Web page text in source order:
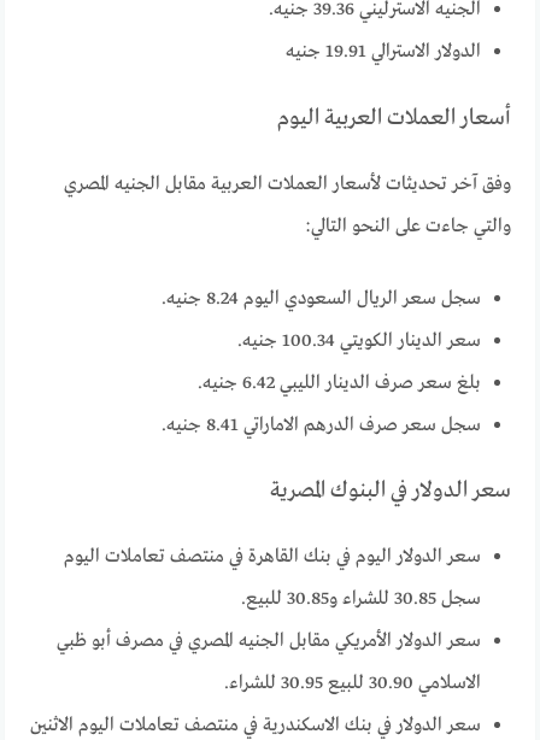
الجنيه الاسترليني 39.36 جنيه.
الدولار الاسترالي 19.91 جنيه
أسعار العملات العربية اليوم
وفق آخر تحديثات لأسعار العملات العربية مقابل الجنيه المصري
والتي جاءت على النحو التالي:
سجل سعر الريال السعودي اليوم 8.24 جنيه.
سعر الدينار الكويتي 100.34 جنيه.
بلغ سعر صرف الدينار الليبي 6.42 جنيه.
سجل سعر صرف الدرهم الاماراتي 8.41 جنيه.
سعر الدولار في البنوك المصرية
سعر الدولار اليوم في بنك القاهرة في منتصف تعاملات اليوم
سجل 30.85 للشراء و30.85 للبيع.
سعر الدولار الأمريكي مقابل الجنيه المصري في مصرف أبو ظبي
الاسلامي 30.90 للبيع 30.95 للشراء.
سعر الدولار في بنك الاسكندرية في منتصف تعاملات اليوم الاثنين